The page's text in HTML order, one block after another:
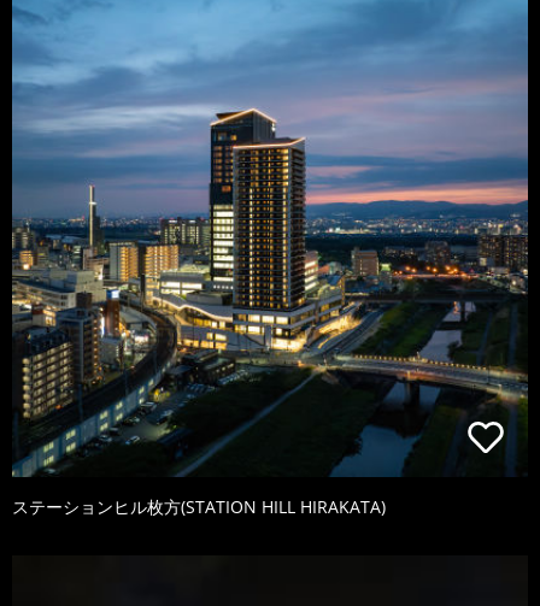
ステーションヒル枚方(STATION HILL HIRAKATA)